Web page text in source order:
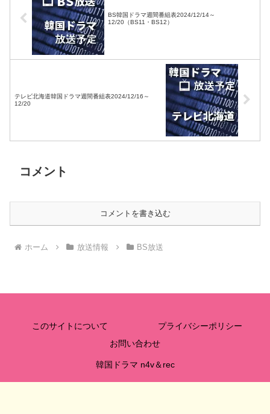
ビ・KBS京都・テレビ愛
知・テレビ北海道）
BS韓国ドラマ週間番組表2024/12/14～
12/20（BS11・BS12）
テレビ北海道韓国ドラマ週間番組表2024/12/16～
12/20
コメント
コメントを書き込む
ホーム 放送情報 BS放送
このサイトについて
プライバシーポリシー
お問い合わせ
韓国ドラマ n4v＆rec